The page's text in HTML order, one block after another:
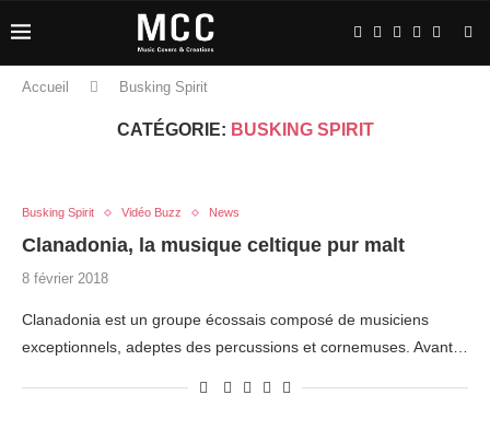
Accueil Busking Spirit
CATÉGORIE: BUSKING SPIRIT
Busking Spirit Vidéo Buzz News
Clanadonia, la musique celtique pur malt
8 février 2018
Clanadonia est un groupe écossais composé de musiciens
exceptionnels, adeptes des percussions et cornemuses. Avant…